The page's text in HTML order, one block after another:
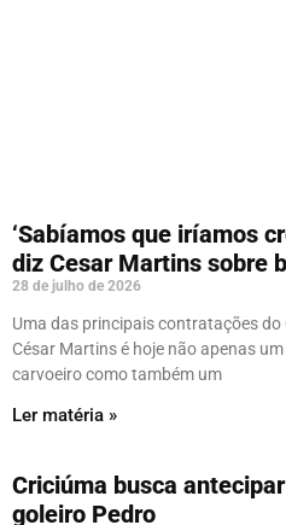
‘Sabíamos que iríamos
diz Cesar Martins sobre
28 de julho de 2026
Uma das principais contratações
César Martins é hoje não apenas
carvoeiro como também um
Ler matéria »
Criciúma busca
goleiro Pedro